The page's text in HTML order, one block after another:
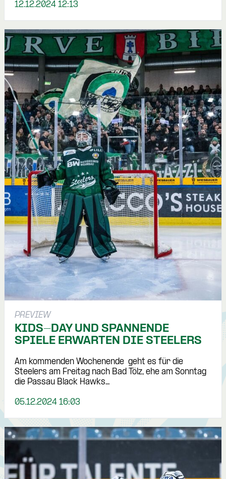
12.12.2024 12:13
PREVIEW
KIDS-DAY UND SPANNENDE
SPIELE ERWARTEN DIE STEELERS
Am kommenden Wochenende geht es für die
Steelers am Freitag nach Bad Tölz, ehe am Sonntag
die Passau Black Hawks…
05.12.2024 16:03